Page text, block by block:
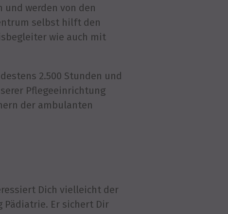
und werden von den
selbst hilft den
wie auch mit
2.500 Stunden und
Pflegeeinrichtung
der ambulanten
Dich vielleicht der
Er sichert Dir